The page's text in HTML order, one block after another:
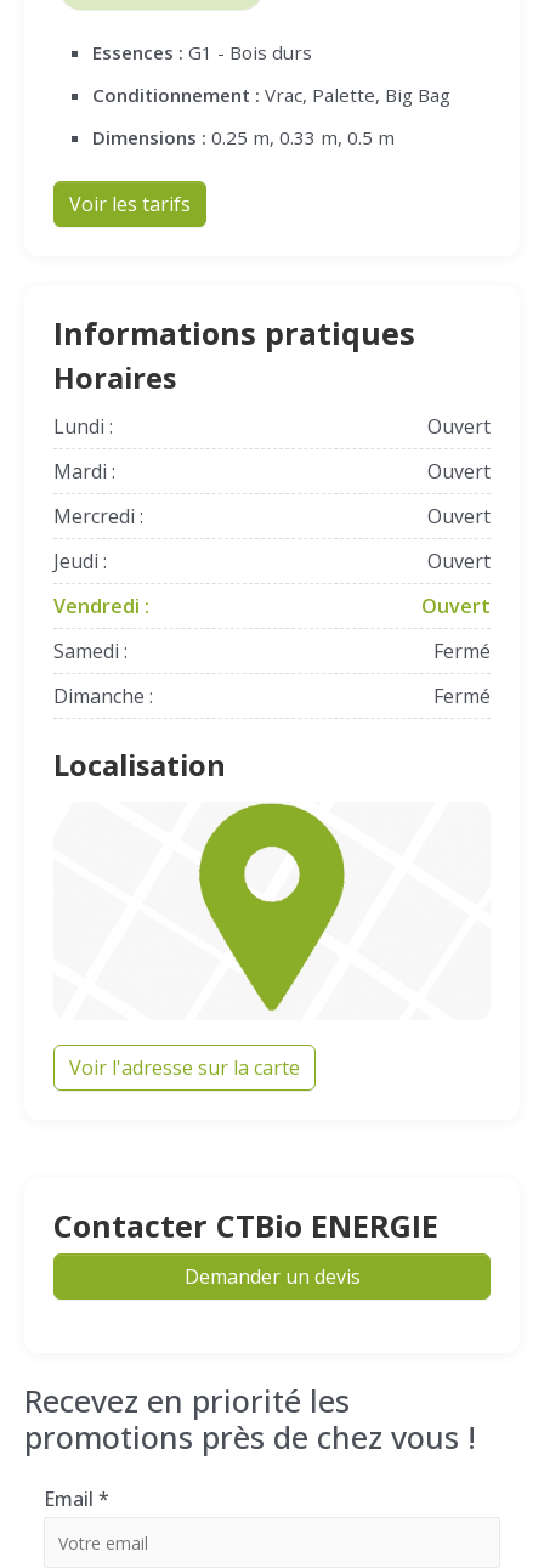
Essences : G1 - Bois durs
Conditionnement : Vrac, Palette, Big Bag
Dimensions : 0.25 m, 0.33 m, 0.5 m
Voir les tarifs
Informations pratiques
Horaires
Lundi :
Ouvert
Mardi :
Ouvert
Mercredi :
Ouvert
Jeudi :
Ouvert
Vendredi :
Ouvert
Samedi :
Fermé
Dimanche :
Fermé
Localisation
Voir l'adresse sur la carte
Contacter CTBio ENERGIE
Demander un devis
Recevez en priorité les
promotions près de chez vous !
Email *